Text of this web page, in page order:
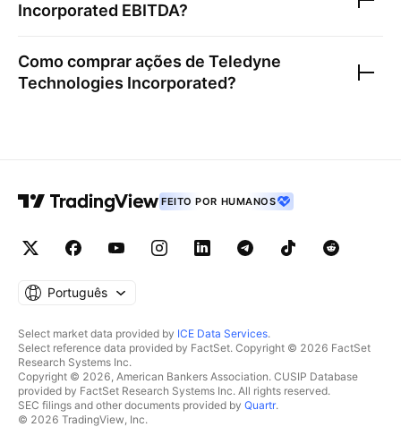
Incorporated EBITDA?
Como comprar ações de Teledyne
Technologies Incorporated?
FEITO POR HUMANOS
Português
Select market data provided by ICE Data Services.
Select reference data provided by FactSet. Copyright © 2026 FactSet
Research Systems Inc.
Copyright © 2026, American Bankers Association. CUSIP Database
provided by FactSet Research Systems Inc. All rights reserved.
SEC filings and other documents provided by Quartr.
© 2026 TradingView, Inc.